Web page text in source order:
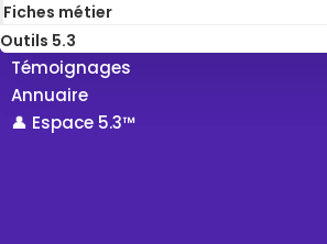
Fiches métier
Outils 5.3
Témoignages
Annuaire
👤 Espace 5.3™